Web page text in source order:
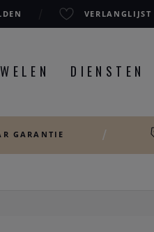
VERLANGLIJST
DIENSTEN
GARANTIE